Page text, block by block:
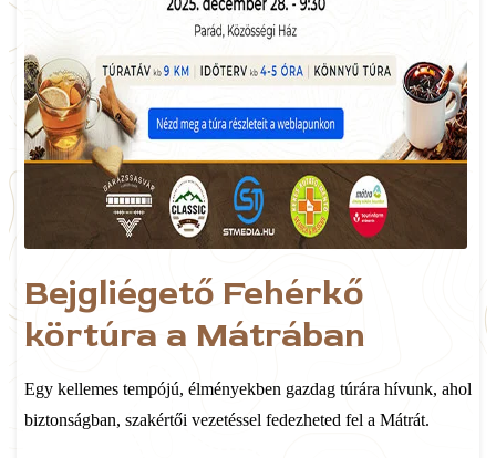
Bejgliégető Fehérkő
körtúra a Mátrában
Egy kellemes tempójú, élményekben gazdag túrára hívunk, ahol
biztonságban, szakértői vezetéssel fedezheted fel a Mátrát.